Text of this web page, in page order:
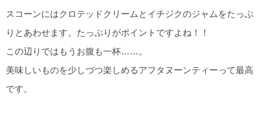
スコーンにはクロテッドクリームとイチジクのジャムをたっぷ
りとあわせます。たっぷりがポイントですよね！！
この辺りではもうお腹も一杯……。
美味しいものを少しづつ楽しめるアフタヌーンティーって最高
です。